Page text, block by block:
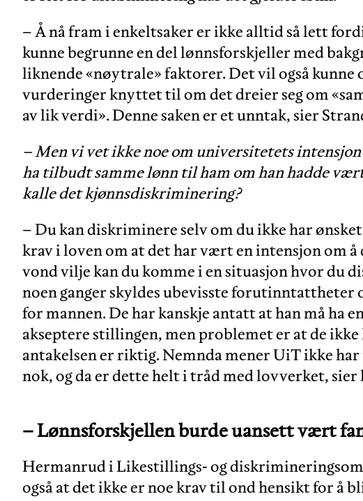
– Å nå fram i enkeltsaker er ikke alltid så lett
kunne begrunne en del lønnsforskjeller med
liknende «nøytrale» faktorer. Det vil også kunne
vurderinger knyttet til om det dreier seg om
av lik verdi». Denne saken er et unntak, sier
– Men vi vet ikke noe om universitetets
ha tilbudt samme lønn til ham om han hadde
kalle det kjønnsdiskriminering?
– Du kan diskriminere selv om du ikke har
krav i loven om at det har vært en intensjon om
vond vilje kan du komme i en situasjon hvor du
noen ganger skyldes ubevisste forutinntattheter
for mannen. De har kanskje antatt at han må ha
akseptere stillingen, men problemet er at de
antakelsen er riktig. Nemnda mener UiT ikke
nok, og da er dette helt i tråd med lovverket, sier
– Lønnsforskjellen burde uansett vært
Hermanrud i Likestillings- og
også at det ikke er noe krav til ond hensikt for å